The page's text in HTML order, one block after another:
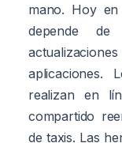
mano. Hoy
depende de
aplicaciones.
realizan en
compartido
de taxis. Las